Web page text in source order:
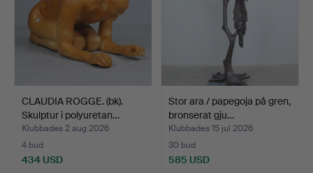
CLAUDIA ROGGE. (bk).
Skulptur i polyuretan…
Klubbades 2 aug 2026
4 bud
434 USD
Stor ara / papegoja på gren,
bronserat gju…
Klubbades 15 jul 2026
30 bud
585 USD